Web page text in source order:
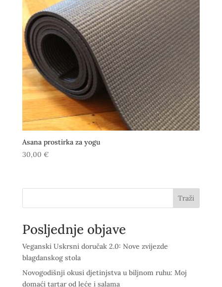
Asana prostirka za yogu
30,00 €
Traži
Posljednje objave
Veganski Uskrsni doručak 2.0: Nove zvijezde
blagdanskog stola
Novogodišnji okusi djetinjstva u biljnom ruhu: Moj
domaći tartar od leće i salama